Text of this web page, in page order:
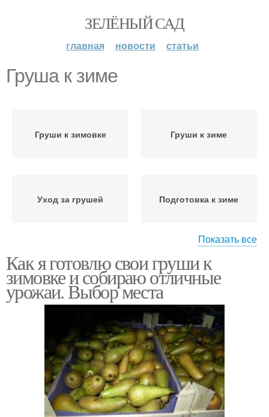
ЗЕЛЁНЫЙ САД
главная новости статьи
Груша к зиме
Груши к зимовке Груши к зиме
Уход за грушей Подготовка к зиме
Яблони на зиму
Показать все
Как я готовлю свои груши к
зимовке и собираю отличные
урожаи. Выбор места